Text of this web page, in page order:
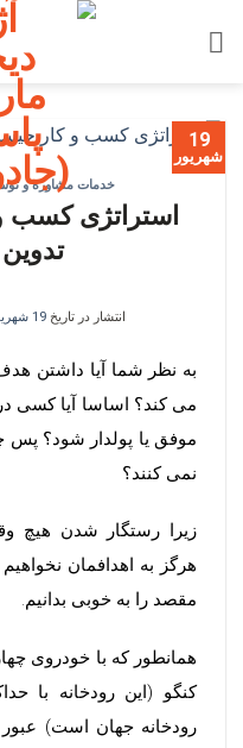
19
شهریور
خدمات مشاوره و
استراتژی کسب
انتشار در تاریخ19 شهریور 1400
به نظر شما آیا داشتن
می کند؟ اساسا آیا کسی
موفق یا پولدار شود؟ پس
نمی کنند؟
زیرا رستگار شدن هیچ
هرگز به اهدافمان
مقصد را به خوبی بدانیم.
همانطور که با خودروی
رودخانه جهان است) عبور